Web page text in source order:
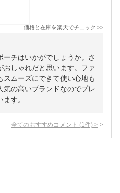
価格と在庫を楽天でチェック >>
チはいかがでしょうか。さ
おしゃれだと思います。ファ
スムーズにできて使い心地も
気の高いブランドなのでプレ
す。
全てのおすすめコメント (1 件) >